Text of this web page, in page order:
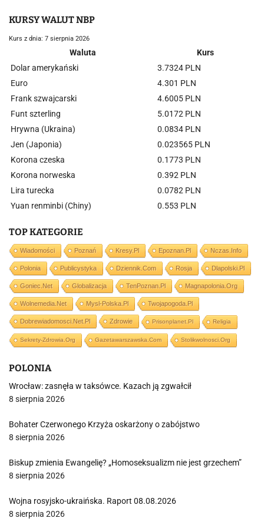
KURSY WALUT NBP
Kurs z dnia: 7 sierpnia 2026
Waluta
Kurs
Dolar amerykański
3.7324 PLN
Euro
4.301 PLN
Frank szwajcarski
4.6005 PLN
Funt szterling
5.0172 PLN
Hrywna (Ukraina)
0.0834 PLN
Jen (Japonia)
0.023565 PLN
Korona czeska
0.1773 PLN
Korona norweska
0.392 PLN
Lira turecka
0.0782 PLN
Yuan renminbi (Chiny)
0.553 PLN
TOP KATEGORIE
Wiadomości Poznań Kresy.pl Epoznan.pl Nczas.info
Polonia Publicystyka Dziennik.com Rosja Dlapolski.pl
Goniec.net Globalizacja TenPoznan.pl Magnapolonia.org
Wolnemedia.net Mysl-Polska.pl Twojapogoda.pl
Dobrewiadomosci.net.pl Zdrowie Prisonplanet.pl Religia
Sekrety-Zdrowia.org Gazetawarszawska.com Stolikwolnosci.org
POLONIA
Wrocław: zasnęła w taksówce. Kazach ją zgwałcił
8 sierpnia 2026
Bohater Czerwonego Krzyża oskarżony o zabójstwo
8 sierpnia 2026
Biskup zmienia Ewangelię? „Homoseksualizm nie jest grzechem”
8 sierpnia 2026
Wojna rosyjsko-ukraińska. Raport 08.08.2026
8 sierpnia 2026